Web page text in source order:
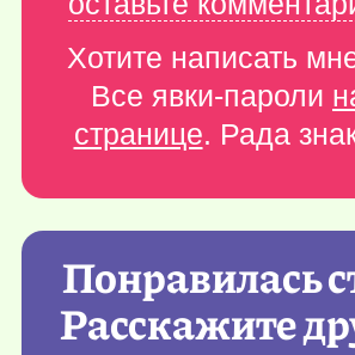
Хотите написать
Все явки-пароли
странице. Рада
Понравилась
Расскажите